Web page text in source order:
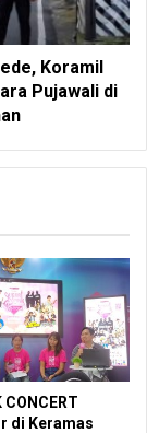
Koramil
Pujawali di
CONCERT
di Keramas